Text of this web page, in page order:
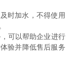
时加水，不得使用
可以帮助企业进行
验并降低售后服务